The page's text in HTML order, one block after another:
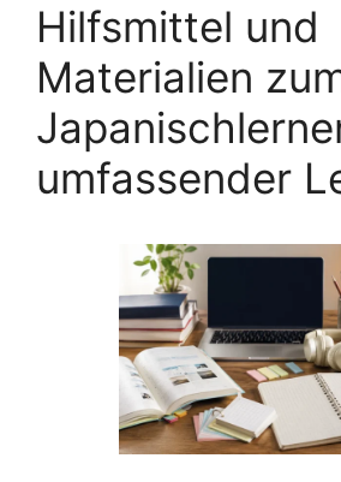
Hilfsmittel und
Materialien
umfassender